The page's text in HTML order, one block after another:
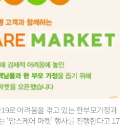
로 어려움을 겪고 있는 한부모가정과
‘맘스케어 마켓’ 행사를 진행한다고 17